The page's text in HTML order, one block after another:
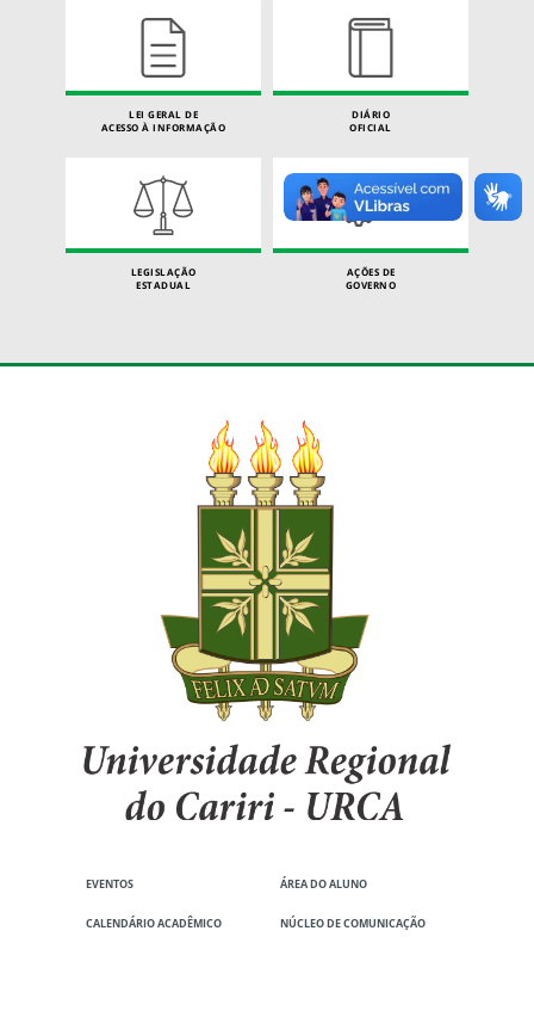
LEI GERAL DE
ACESSO À INFORMAÇÃO
DIÁRIO
OFICIAL
LEGISLAÇÃO
ESTADUAL
AÇÕES DE
GOVERNO
EVENTOS ÁREA DO ALUNO
CALENDÁRIO ACADÊMICO NÚCLEO DE COMUNICAÇÃO